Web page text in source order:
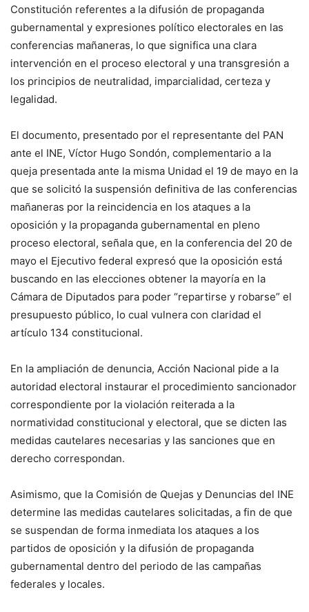
Constitución referentes a la difusión de propaganda
gubernamental y expresiones político electorales en las
conferencias mañaneras, lo que significa una clara
intervención en el proceso electoral y una transgresión a
los principios de neutralidad, imparcialidad, certeza y
legalidad.
El documento, presentado por el representante del PAN
ante el INE, Víctor Hugo Sondón, complementario a la
queja presentada ante la misma Unidad el 19 de mayo en la
que se solicitó la suspensión definitiva de las conferencias
mañaneras por la reincidencia en los ataques a la
oposición y la propaganda gubernamental en pleno
proceso electoral, señala que, en la conferencia del 20 de
mayo el Ejecutivo federal expresó que la oposición está
buscando en las elecciones obtener la mayoría en la
Cámara de Diputados para poder “repartirse y robarse” el
presupuesto público, lo cual vulnera con claridad el
artículo 134 constitucional.
En la ampliación de denuncia, Acción Nacional pide a la
autoridad electoral instaurar el procedimiento sancionador
correspondiente por la violación reiterada a la
normatividad constitucional y electoral, que se dicten las
medidas cautelares necesarias y las sanciones que en
derecho correspondan.
Asimismo, que la Comisión de Quejas y Denuncias del INE
determine las medidas cautelares solicitadas, a fin de que
se suspendan de forma inmediata los ataques a los
partidos de oposición y la difusión de propaganda
gubernamental dentro del periodo de las campañas
federales y locales.